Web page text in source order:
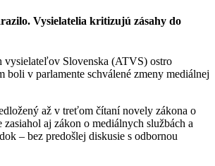
Vysielatelia kritizujú zásahy do
vysielateľov Slovenska (ATVS) ostro
boli v parlamente schválené zmeny mediálnej
až v treťom čítaní novely zákona o
zasiahol aj zákon o mediálnych službách a
– bez predošlej diskusie s odbornou